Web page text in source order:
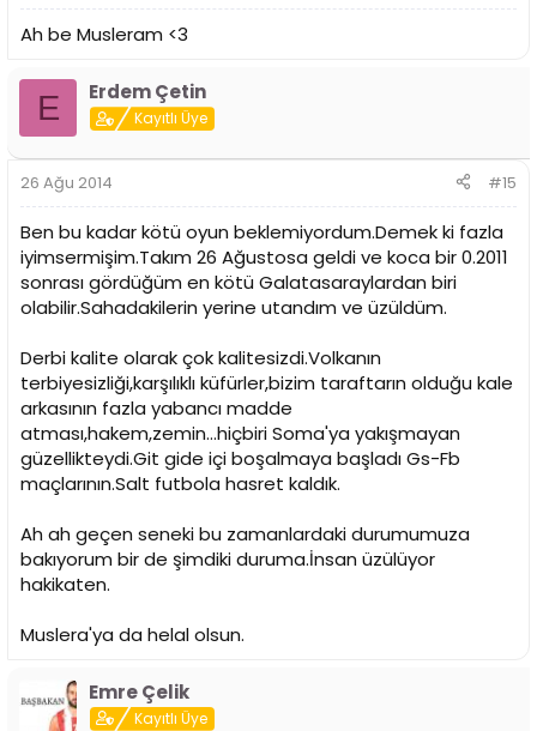
Ah be Musleram <3
E Erdem Çetin
Kayıtlı Üye
26 Ağu 2014 #15
Ben bu kadar kötü oyun beklemiyordum.Demek ki fazla
iyimsermişim.Takım 26 Ağustosa geldi ve koca bir 0.2011
sonrası gördüğüm en kötü Galatasaraylardan biri
olabilir.Sahadakilerin yerine utandım ve üzüldüm.
Derbi kalite olarak çok kalitesizdi.Volkanın
terbiyesizliği,karşılıklı küfürler,bizim taraftarın olduğu kale
arkasının fazla yabancı madde
atması,hakem,zemin...hiçbiri Soma'ya yakışmayan
güzellikteydi.Git gide içi boşalmaya başladı Gs-Fb
maçlarının.Salt futbola hasret kaldık.
Ah ah geçen seneki bu zamanlardaki durumumuza
bakıyorum bir de şimdiki duruma.İnsan üzülüyor
hakikaten.
Muslera'ya da helal olsun.
Emre Çelik
Kayıtlı Üye